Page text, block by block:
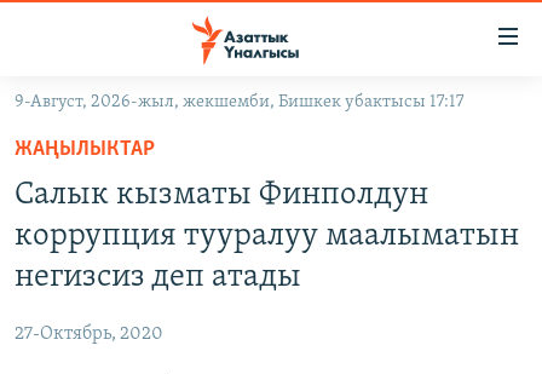
Навигацияга
өтүңүз
Издөөгө
салыңыз
МАДАНИЯТ
УКРАИНА
ТВ ПРОГРАММАЛАР
9-Август, 2026-жыл, жекшемби, Бишкек убактысы 17:17
ЖАҢЫЛЫКТАР
Салык кызматы Финполдун
коррупция тууралуу маалыматын
негизсиз деп атады
27-Октябрь, 2020